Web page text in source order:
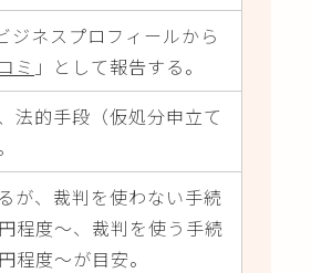
ジネスプロフィールから
ミ 」として報告する。
法的手段（仮処分申立て
が、裁判を使わない手続
程度〜、裁判を使う手続
程度～が目安。